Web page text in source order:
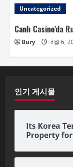
Uncategorized
Canlı Casino’da
Bury 8월 6,
인기 게시물
Its Korea
Property